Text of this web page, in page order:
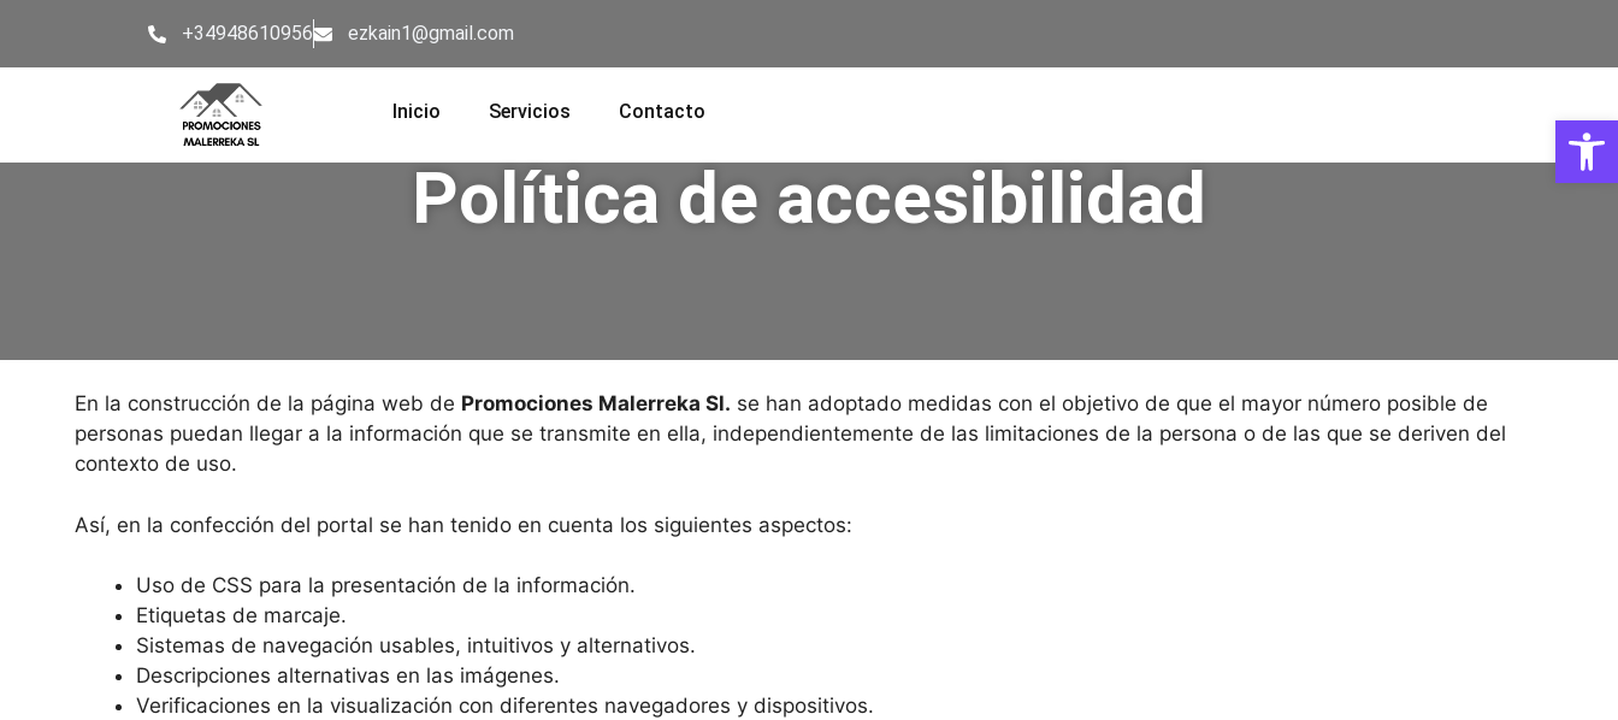
Abrir
+34948610956 ezkain1@gmail.com
Inicio Servicios Contacto
Política de accesibilidad
En la construcción de la página web de Promociones Malerreka Sl. se han adoptado medidas con el objetivo de que el mayor número posible de
personas puedan llegar a la información que se transmite en ella, independientemente de las limitaciones de la persona o de las que se deriven del
contexto de uso.
Así, en la confección del portal se han tenido en cuenta los siguientes aspectos:
Uso de CSS para la presentación de la información.
Etiquetas de marcaje.
Sistemas de navegación usables, intuitivos y alternativos.
Descripciones alternativas en las imágenes.
Verificaciones en la visualización con diferentes navegadores y dispositivos.